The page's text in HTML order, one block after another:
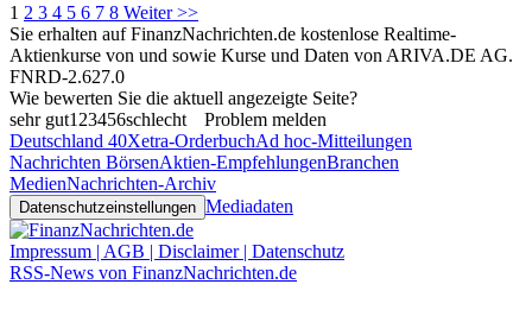
1 2 3 4 5 6 7 8 Weiter >>
Sie erhalten auf FinanzNachrichten.de kostenlose Realtime-
Aktienkurse von und sowie Kurse und Daten von ARIVA.DE AG.
FNRD-2.627.0
Wie bewerten Sie die aktuell angezeigte Seite?
sehr gut1 23456schlecht
Problem melden
Deutschland 40Xetra-OrderbuchAd hoc-Mitteilungen
Nachrichten BörsenAktien-EmpfehlungenBranchen
MedienNachrichten-Archiv
Datenschutzeinstellungen Mediadaten
Impressum | AGB | Disclaimer | Datenschutz
RSS-News von FinanzNachrichten.de